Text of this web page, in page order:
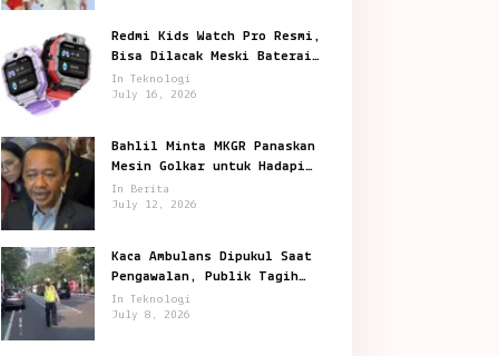
Redmi Kids Watch Pro Resmi,
Bisa Dilacak Meski Baterai
Sudah Habis
In Teknologi
July 16, 2026
Bahlil Minta MKGR Panaskan
Mesin Golkar untuk Hadapi
Pemilu 2029
In Berita
July 12, 2026
Kaca Ambulans Dipukul Saat
Pengawalan, Publik Tagih
Jawaban Polisi
In Teknologi
July 8, 2026